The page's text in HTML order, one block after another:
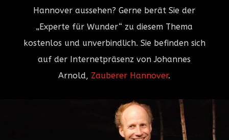
Hannover aussehen? Gerne berät Sie der
„Experte für Wunder“ zu diesem Thema
kostenlos und unverbindlich. Sie befinden sich
auf der Internetpräsenz von Johannes
Arnold, Zauberer Hannover.